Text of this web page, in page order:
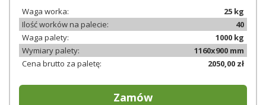
Waga worka:
25 kg
Ilość worków na palecie:
40
Waga palety:
1000 kg
Wymiary palety:
1160x900 mm
Cena brutto za paletę:
2050,00 zł
Zamów